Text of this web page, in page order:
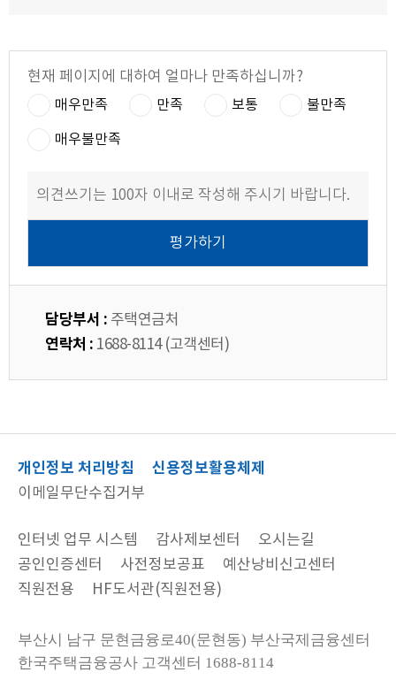
현재 페이지에 대하여 얼마나 만족하십니까?
매우만족 만족 보통 불만족
매우불만족
담당부서 : 주택연금처
연락처 : 1688-8114 (고객센터)
개인정보 처리방침 신용정보활용체제
이메일무단수집거부
인터넷 업무 시스템 감사제보센터
오시는길
공인인증센터
사전정보공표
예산낭비신고센터
직원전용
HF도서관(직원전용)
부산시 남구 문현금융로40(문현동) 부산국제금융센터
한국주택금융공사 고객센터 1688-8114